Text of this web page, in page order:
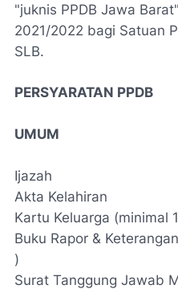
"juknis PPDB Jawa
2021/2022 bagi Satuan
SLB.
PERSYARATAN PPDB
UMUM
Ijazah
Akta Kelahiran
Kartu Keluarga (minimal
Buku Rapor &
)
Surat Tanggung Jawab